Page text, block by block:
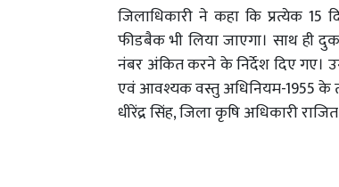
जिलाधिकारी ने कहा कि प्रत्येक 15
फीडबैक भी लिया जाएगा। साथ ही
नंबर अंकित करने के निर्देश दिए गए।
एवं आवश्यक वस्तु अधिनियम-1955 के
धीरेंद्र सिंह, जिला कृषि अधिकारी